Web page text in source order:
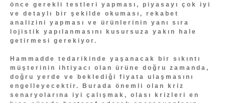
önce gerekli testleri yapması, piyasayı çok iyi
ve detaylı bir şekilde okuması, rekabet
analizini yapması ve ürünlerinin yanı sıra
lojistik yapılanmasını kusursuza yakın hale
getirmesi gerekiyor.
Hammadde tedarikinde yaşanacak bir sıkıntı
müşterinin ihtiyacı olan ürüne doğru zamanda,
doğru yerde ve beklediği fiyata ulaşmasını
engelleyecektir. Burada önemli olan kriz
senaryolarına iyi çalışmak, olası krizleri en